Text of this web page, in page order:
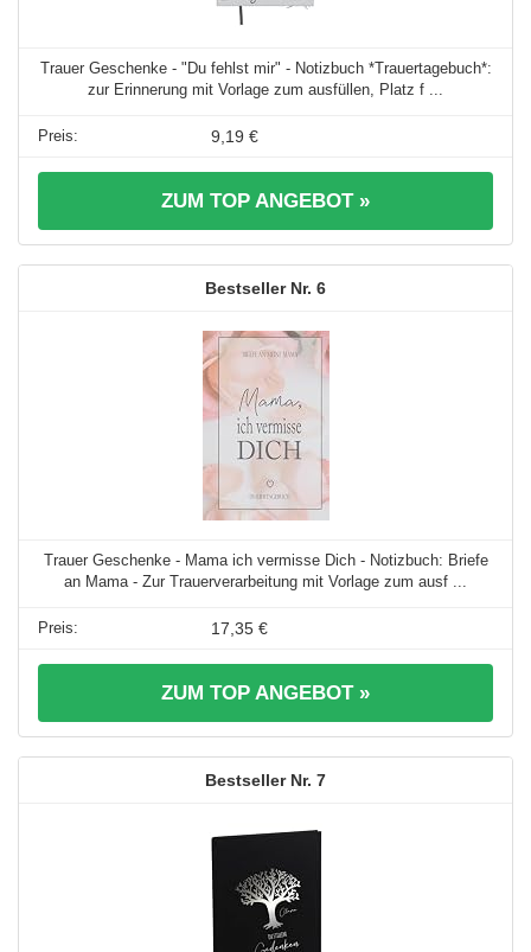
Trauer Geschenke - "Du fehlst mir" - Notizbuch *Trauertagebuch*:
zur Erinnerung mit Vorlage zum ausfüllen, Platz f ...
9,19 €
ZUM TOP ANGEBOT »
6
Trauer Geschenke - Mama ich vermisse Dich - Notizbuch: Briefe
an Mama - Zur Trauerverarbeitung mit Vorlage zum ausf ...
17,35 €
ZUM TOP ANGEBOT »
7